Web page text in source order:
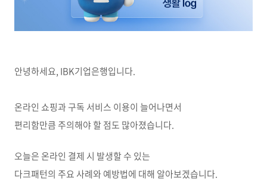
안녕하세요, IBK기업은행입니다.
온라인 쇼핑과 구독 서비스 이용이 늘어나면서
편리함만큼 주의해야 할 점도 많아졌습니다.
오늘은 온라인 결제 시 발생할 수 있는
다크패턴의 주요 사례와 예방법에 대해 알아보겠습니다.